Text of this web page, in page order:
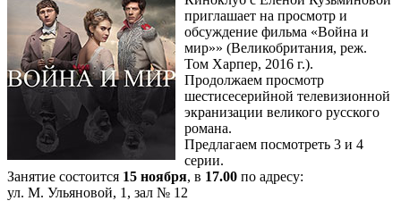
приглашает на просмотр и
обсуждение фильма «Война и
мир»» (Великобритания, реж.
Том Харпер, 2016 г.).
Продолжаем просмотр
шестисесерийной телевизионной
экранизации великого русского
романа.
Предлагаем посмотреть 3 и 4
серии.
Занятие состоится 15 ноября, в 17.00 по адресу:
ул. М. Ульяновой, 1, зал № 12